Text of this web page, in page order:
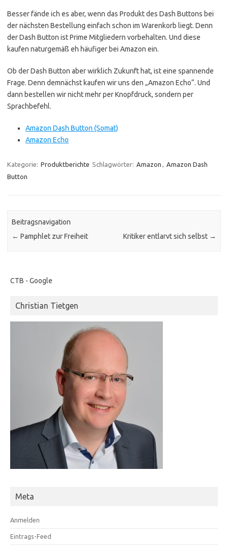
Besser fände ich es aber, wenn das Produkt des Dash Buttons bei
der nächsten Bestellung einfach schon im Warenkorb liegt. Denn
der Dash Button ist Prime Mitgliedern vorbehalten. Und diese
kaufen naturgemäß eh häufiger bei Amazon ein.
Ob der Dash Button aber wirklich Zukunft hat, ist eine spannende
Frage. Denn demnächst kaufen wir uns den „Amazon Echo“. Und
dann bestellen wir nicht mehr per Knopfdruck, sondern per
Sprachbefehl.
Amazon Dash Button (Somat)
Amazon Echo
Kategorie: Produktberichte Schlagwörter: Amazon
Amazon Dash
Button
Beitragsnavigation
← Pamphlet zur Freiheit Kritiker entlarvt sich selbst →
CTB - Google
Christian Tietgen
Meta
Anmelden
Eintrags-Feed